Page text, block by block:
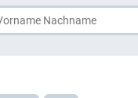
David Arnold